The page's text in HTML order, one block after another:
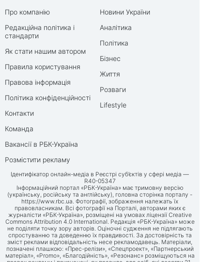
Про компанію
Редакційна політика і
стандарти
Як стати нашим автором
Правила користування
Правова інформація
Політика конфіденційності
Контакти
Команда
Вакансії в РБК-Україна
Розмістити рекламу
Новини України
Аналітика
Політика
Бізнес
Життя
Розваги
Lifestyle
Ідентифікатор онлайн-медіа в Реєстрі суб’єктів у сфері медіа —
R40-05347
Інформаційний портал «РБК-Україна» має тримовну версію
(українську, російську та англійську), головна сторінка порталу -
https://www.rbc.ua. Фотографії, зображення належать їх
правовласникам. Всі фотографії на Порталі, авторами яких є
журналісти «РБК-Україна», розміщені на умовах ліцензії Creative
Commons Attribution 4.0 International. Редакція «РБК-Україна» може
не поділяти точку зору авторів. Оціночні судження не підлягають
спростуванню та доведенню їх правдивості. За достовірність та
зміст реклами відповідальність несе рекламодавець. Матеріали,
позначені плашкою: «Прес-релізи», «Спецпроект», «Партнерський
матеріал», «Promo», «Благодійність», «Резонанс» розміщуються на